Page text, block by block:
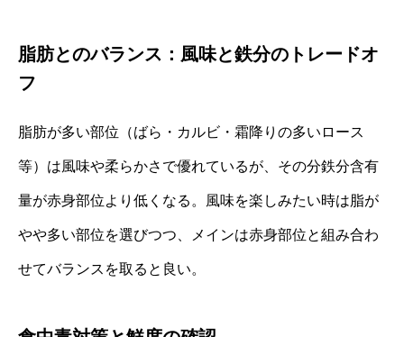
脂肪とのバランス：風味と鉄分のトレードオ
フ
脂肪が多い部位（ばら・カルビ・霜降りの多いロース
等）は風味や柔らかさで優れているが、その分鉄分含有
量が赤身部位より低くなる。風味を楽しみたい時は脂が
やや多い部位を選びつつ、メインは赤身部位と組み合わ
せてバランスを取ると良い。